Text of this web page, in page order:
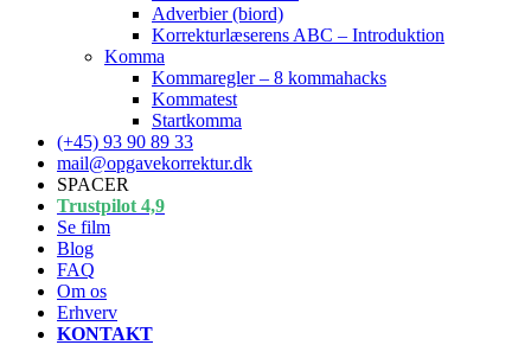
Adverbier (biord)
Korrekturlæserens ABC – Introduktion
Komma
Kommaregler – 8 kommahacks
Kommatest
Startkomma
(+45) 93 90 89 33
mail@opgavekorrektur.dk
SPACER
Trustpilot 4,9
Se film
Blog
FAQ
Om os
Erhverv
KONTAKT